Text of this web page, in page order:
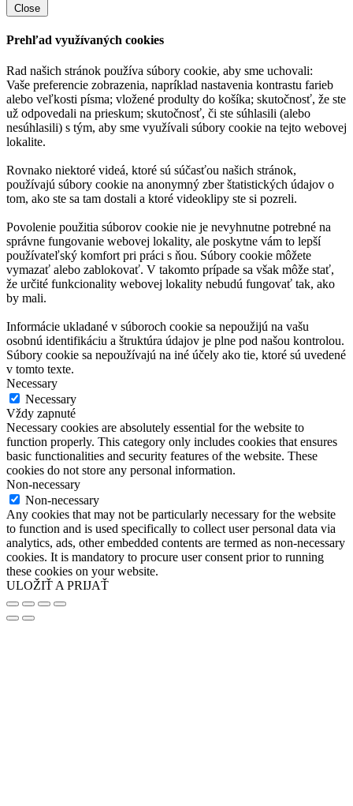
Close
Prehľad využívaných cookies
Rad našich stránok používa súbory cookie, aby sme uchovali:
Vaše preferencie zobrazenia, napríklad nastavenia kontrastu farieb
alebo veľkosti písma; vložené produlty do košíka; skutočnosť, že ste
už odpovedali na prieskum; skutočnosť, či ste súhlasili (alebo
nesúhlasili) s tým, aby sme využívali súbory cookie na tejto webovej
lokalite.
Rovnako niektoré videá, ktoré sú súčasťou našich stránok,
používajú súbory cookie na anonymný zber štatistických údajov o
tom, ako ste sa tam dostali a ktoré videoklipy ste si pozreli.
Povolenie použitia súborov cookie nie je nevyhnutne potrebné na
správne fungovanie webovej lokality, ale poskytne vám to lepší
používateľský komfort pri práci s ňou. Súbory cookie môžete
vymazať alebo zablokovať. V takomto prípade sa však môže stať,
že určité funkcionality webovej lokality nebudú fungovať tak, ako
by mali.
Informácie ukladané v súboroch cookie sa nepoužijú na vašu
osobnú identifikáciu a štruktúra údajov je plne pod našou kontrolou.
Súbory cookie sa nepoužívajú na iné účely ako tie, ktoré sú uvedené
v tomto texte.
Necessary
Necessary
Vždy zapnuté
Necessary cookies are absolutely essential for the website to
function properly. This category only includes cookies that ensures
basic functionalities and security features of the website. These
cookies do not store any personal information.
Non-necessary
Non-necessary
Any cookies that may not be particularly necessary for the website
to function and is used specifically to collect user personal data via
analytics, ads, other embedded contents are termed as non-necessary
cookies. It is mandatory to procure user consent prior to running
these cookies on your website.
ULOŽIŤ A PRIJAŤ